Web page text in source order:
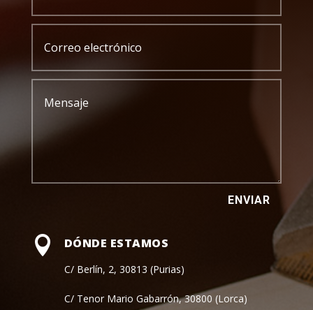
ENVIAR
 DÓNDE ESTAMOS
C/ Berlín, 2, 30813 (Purias)
C/ Tenor Mario Gabarrón, 30800 (Lorca)